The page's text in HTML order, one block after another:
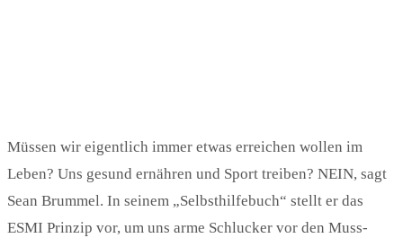
Müssen wir eigentlich immer etwas erreichen wollen im
Leben? Uns gesund ernähren und Sport treiben? NEIN, sagt
Sean Brummel. In seinem „Selbsthilfebuch“ stellt er das
ESMI Prinzip vor, um uns arme Schlucker vor den Muss-